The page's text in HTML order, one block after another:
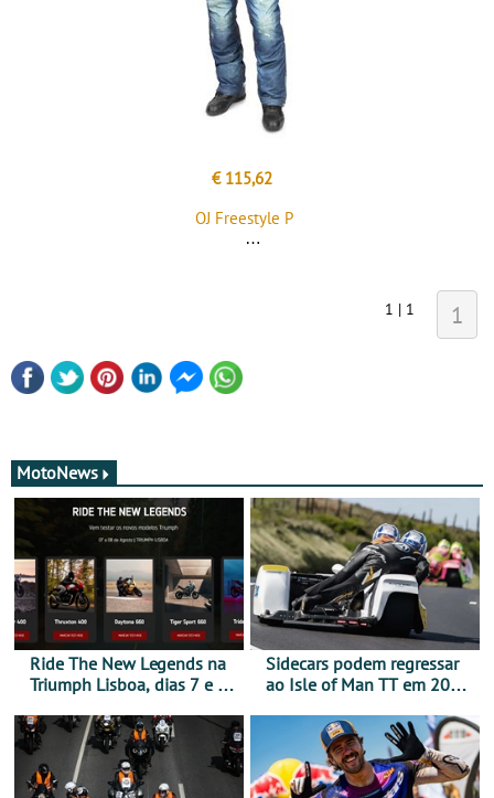
€ 115,62
OJ Freestyle P
1 | 1 1
MotoNews
Ride The New Legends na
Triumph Lisboa, dias 7 e 8
Sidecars podem regressar
ao Isle of Man TT em 2027